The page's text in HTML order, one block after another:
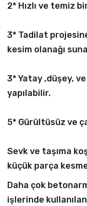
2* Hızlı ve temiz
3* Tadilat
kesim olanağı
3* Yatay ,düşey,
yapılabilir.
5* Gürültüsüz ve
Sevk ve taşıma
küçük parça
Daha çok
işlerinde